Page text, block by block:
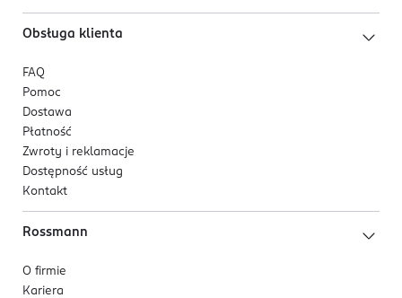
Obsługa klienta
FAQ
Pomoc
Dostawa
Płatność
Zwroty i reklamacje
Dostępność usług
Kontakt
Rossmann
O firmie
Kariera